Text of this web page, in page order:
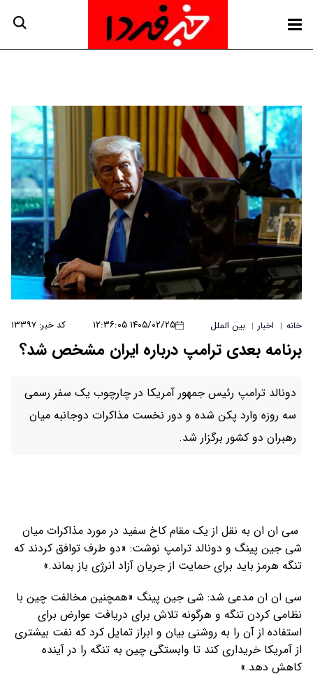
خانه | اخبار | بین الملل ۱۴۰۵/۰۲/۲۵ ۱۲:۳۶:۰۵ کد خبر: ۱۳۳۹۷
برنامه بعدی ترامپ درباره ایران مشخص شد؟
دونالد ترامپ رئیس جمهور آمریکا در چارچوب یک سفر رسمی
سه روزه وارد پکن شده و دور نخست مذاکرات دوجانبه میان
رهبران دو کشور برگزار شد.
سی ان ان به نقل از یک مقام کاخ سفید در مورد مذاکرات میان
شی جین پینگ و دونالد ترامپ نوشت: «دو طرف توافق کردند که
تنگه هرمز باید برای حمایت از جریان آزاد انرژی باز بماند.»
سی ان ان مدعی شد: شی جین پینگ «همچنین مخالفت چین با
نظامی کردن تنگه و هرگونه تلاش برای دریافت عوارض برای
استفاده از آن را به روشنی بیان و ابراز تمایل کرد که نفت بیشتری
از آمریکا خریداری کند تا وابستگی چین به تنگه را در آینده
کاهش دهد.»